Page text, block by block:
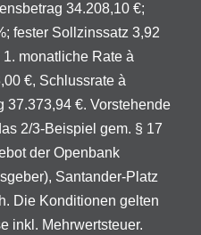
34.208,10 €;
fester Sollzinssatz 3,92
monatliche Rate à
€, Schlussrate à
37.373,94 €. Vorstehende
2/3-Beispiel gem. § 17
der Openbank
Santander-Platz
Die Konditionen gelten
inkl. Mehrwertsteuer.